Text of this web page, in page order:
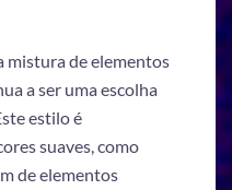
mistura de elementos
a ser uma escolha
estilo é
suaves, como
de elementos